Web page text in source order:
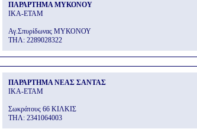
ΠΑΡΑΡΤΗΜΑ ΜΥΚΟΝΟΥ
ΙΚΑ-ΕΤΑΜ
Αγ.Σπυρίδωνας ΜΥΚΟΝΟΥ
THΛ: 2289028322
ΠΑΡΑΡΤΗΜΑ ΝΕΑΣ ΣΑΝΤΑΣ
ΙΚΑ-ΕΤΑΜ
Σωκράτους 66 ΚΙΛΚΙΣ
THΛ: 2341064003